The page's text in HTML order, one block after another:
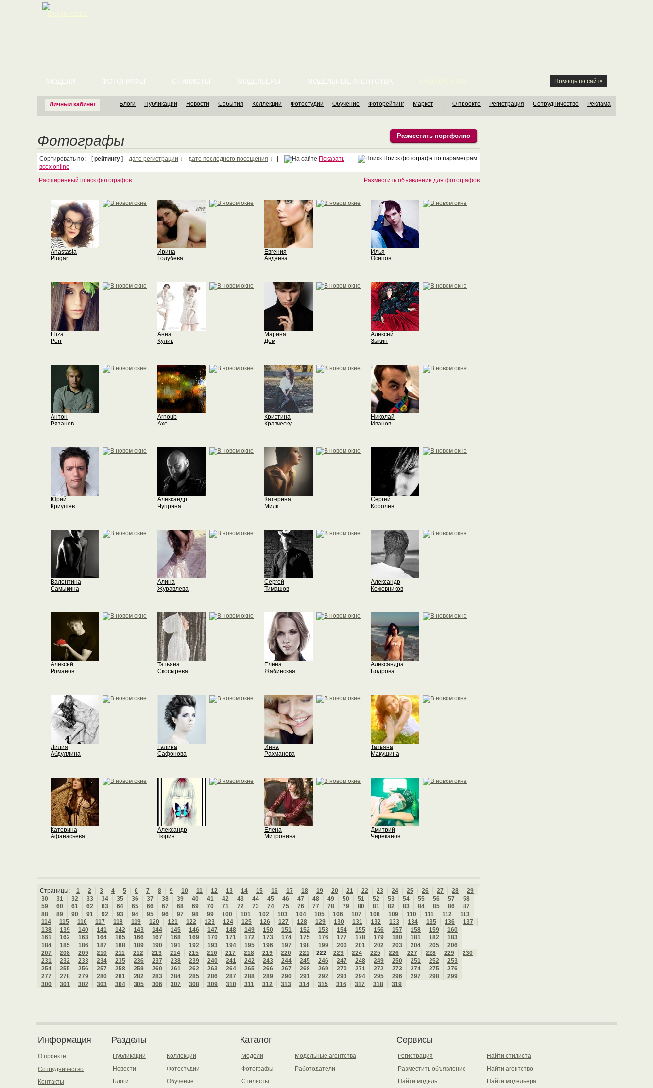
Личный кабинет
МОДЕЛИ ФОТОГРАФЫ СТИЛИСТЫ МОДЕЛЬЕРЫ МОДЕЛЬНЫЕ АГЕНТСТВА Помощь по сайту
Блоги Публикации Новости События Коллекции Фотостудии Обучение Фоторейтинг Маркет О проекте Регистрация Сотрудничество Реклама
Фотографы Разместить портфолио
Поиск фотографа по параметрам
Сортировать по: [рейтингу ] дате регистрации ↓ дате последнего посещения ↓ |
Показать
всех online
Разместить объявление для фотографов
Расширенный поиск фотографов
Anastasia
Plugar
Ирина
Голубева
Евгения
Авдеева
Илья
Осипов
Eliza
Perr
Анна
Кулик
Марина
Дем
Алексей
Зыкин
Антон
Рязанов
Arnoub
Axe
Кристина
Кравческу
Николай
Иванов
Юрий
Криушев
Александр
Чуприна
Катерина
Милк
Сергей
Королев
Валентина
Самыкина
Алина
Журавлева
Сергей
Тимашов
Александр
Кожевников
Алексей
Романов
Татьяна
Скосырева
Елена
Жабинская
Александра
Бодрова
Лилия
Абдуллина
Галина
Сафонова
Инна
Рахманова
Татьяна
Макушина
Катерина
Афанасьева
Александр
Тюрин
Елена
Митронина
Дмитрий
Череканов
Страницы: 1 2 3 4 5 6 7 8 9 10 11 12 13 14 15 16 17 18 19 20 21 22 23 24 25 26 27 28
29
30
31 32 33 34 35 36 37 38 39 40 41 42 43 44 45 46 47 48 49 50 51 52 53 54 55 56 57
58
59
60 61 62 63 64 65 66 67 68 69 70 71 72 73 74 75 76 77 78 79 80 81 82 83 84 85 86
87
88
89 90 91 92 93 94 95 96 97 98 99 100 101 102 103 104 105 106 107 108 109 110 111 112
113
114
115 116 117 118 119 120 121 122 123 124 125 126 127 128 129 130 131 132 133 134 135 136
137
138
139 140 141 142 143 144 145 146 147 148 149 150 151 152 153 154 155 156 157 158 159
160
161
162 163 164 165 166 167 168 169 170 171 172 173 174 175 176 177 178 179 180 181 182
183
184
185 186 187 188 189 190 191 192 193 194 195 196 197 198 199 200 201 202 203 204 205
206
207
208 209 210 211 212 213 214 215 216 217 218 219 220 221 222 223 224 225 226 227 228 229
230
231
232 233 234 235 236 237 238 239 240 241 242 243 244 245 246 247 248 249 250 251 252
253
254
255 256 257 258 259 260 261 262 263 264 265 266 267 268 269 270 271 272 273 274 275
276
277
278 279 280 281 282 283 284 285 286 287 288 289 290 291 292 293 294 295 296 297 298
299
300
301 302 303 304 305 306 307 308 309 310 311 312 313 314 315 316 317 318 319
Информация
О проекте
Сотрудничество
Контакты
Разделы
Публикации
Новости
Блоги
Коллекции
Фотостудии
Обучение
Каталог
Модели
Фотографы
Стилисты
Модельные агентства
Работодатели
Сервисы
Регистрация
Разместить объявление
Найти модель
Найти стилиста
Найти агентство
Найти модельера